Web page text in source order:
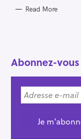
Read More
Abonnez-